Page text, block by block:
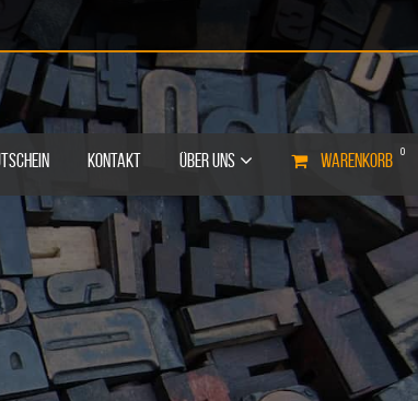
WARENKORB 0
KONTAKT ÜBER UNS